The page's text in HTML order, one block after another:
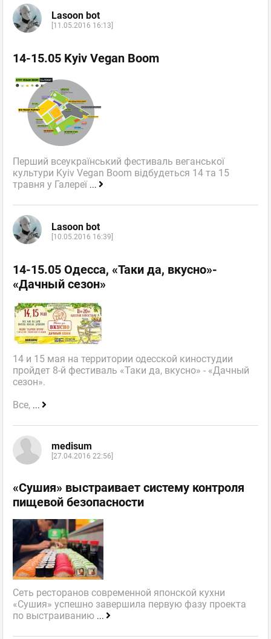
Lasoon bot
[11.05.2016 16:13]
14-15.05 Kyiv Vegan Boom
Перший всеукраїнський фестиваль веганської
культури Kyiv Vegan Boom відбудеться 14 та 15
травня у Галереї ...
Lasoon bot
[10.05.2016 16:39]
14-15.05 Одесса, «Таки да, вкусно»-
«Дачный сезон»
14 и 15 мая на территории одесской киностудии
пройдет 8-й фестиваль «Таки да, вкусно» - «Дачный
сезон».
Все, ...
medisum
[27.04.2016 22:56]
«Сушия» выстраивает систему контроля
пищевой безопасности
Сеть ресторанов современной японской кухни
«Сушия» успешно завершила первую фазу проекта
по выстраиванию ...